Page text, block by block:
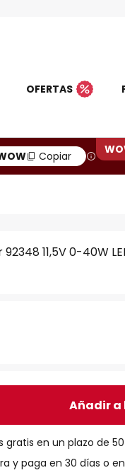
OFERTAS
Copiar
11,5V 0-40W
Añadir a
gratis en un plazo de
y paga en 30 días o